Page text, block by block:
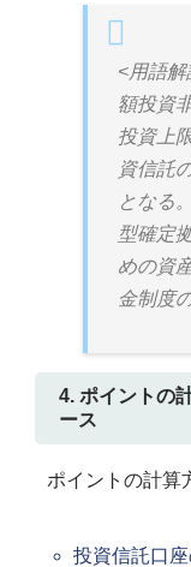
<用語
額投資
投資上
資信託
となる
型確定
めの資
金制度
4. ポイントの
ース
ポイントの計算
投資信託口